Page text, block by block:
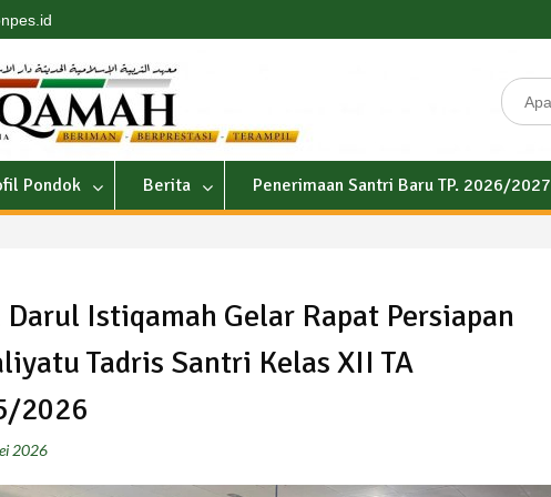
Search
for:
Pondok Berita Penerimaan Santri Baru TP. 2026/2027
Darul Istiqamah Gelar Rapat Persiapan
Tadris Santri Kelas XII TA
2026
2026